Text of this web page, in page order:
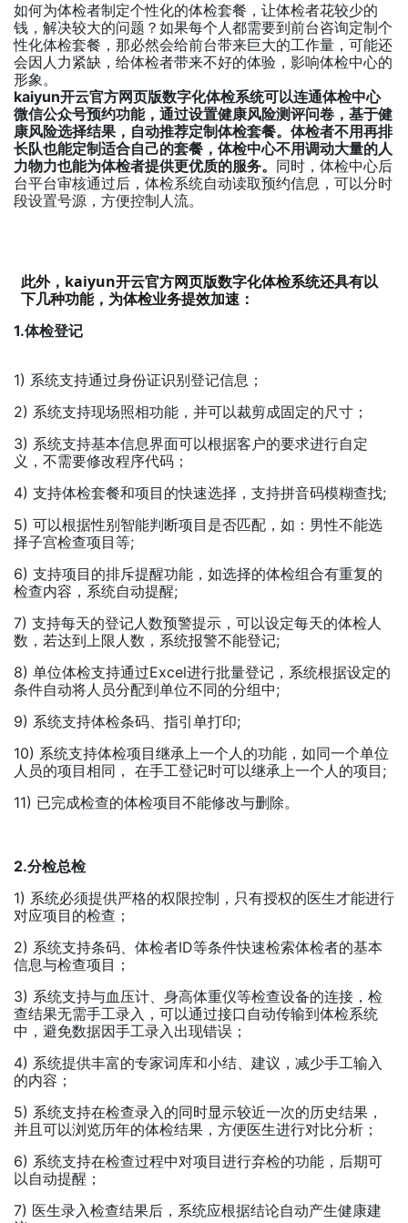
如何为体检者制定个性化的体检套餐，让体检者花较少的
钱，解决较大的问题？如果每个人都需要到前台咨询定制个
性化体检套餐，那必然会给前台带来巨大的工作量，可能还
会因人力紧缺，给体检者带来不好的体验，影响体检中心的
形象。
kaiyun开云官方网页版数字化体检系统可以连通体检中心
微信公众号预约功能，通过设置健康风险测评问卷，基于健
康风险选择结果，自动推荐定制体检套餐。体检者不用再排
长队也能定制适合自己的套餐，体检中心不用调动大量的人
力物力也能为体检者提供更优质的服务。 同时，体检中心后
台平台审核通过后，体检系统自动读取预约信息，可以分时
段设置号源，方便控制人流。
此外，kaiyun开云官方网页版数字化体检系统还具有以
下几种功能，为体检业务提效加速：
1.体检登记
1) 系统支持通过身份证识别登记信息；
2) 系统支持现场照相功能，并可以裁剪成固定的尺寸；
3) 系统支持基本信息界面可以根据客户的要求进行自定
义，不需要修改程序代码；
4) 支持体检套餐和项目的快速选择，支持拼音码模糊查找;
5) 可以根据性别智能判断项目是否匹配，如：男性不能选
择子宫检查项目等;
6) 支持项目的排斥提醒功能，如选择的体检组合有重复的
检查内容，系统自动提醒;
7) 支持每天的登记人数预警提示，可以设定每天的体检人
数，若达到上限人数，系统报警不能登记;
8) 单位体检支持通过Excel进行批量登记，系统根据设定的
条件自动将人员分配到单位不同的分组中;
9) 系统支持体检条码、指引单打印;
10) 系统支持体检项目继承上一个人的功能，如同一个单位
人员的项目相同， 在手工登记时可以继承上一个人的项目;
11) 已完成检查的体检项目不能修改与删除。
2.分检总检
1) 系统必须提供严格的权限控制，只有授权的医生才能进行
对应项目的检查；
2) 系统支持条码、体检者ID等条件快速检索体检者的基本
信息与检查项目；
3) 系统支持与血压计、身高体重仪等检查设备的连接，检
查结果无需手工录入，可以通过接口自动传输到体检系统
中，避免数据因手工录入出现错误；
4) 系统提供丰富的专家词库和小结、建议，减少手工输入
的内容；
5) 系统支持在检查录入的同时显示较近一次的历史结果，
并且可以浏览历年的体检结果，方便医生进行对比分析；
6) 系统支持在检查过程中对项目进行弃检的功能，后期可
以自动提醒；
7) 医生录入检查结果后，系统应根据结论自动产生健康建